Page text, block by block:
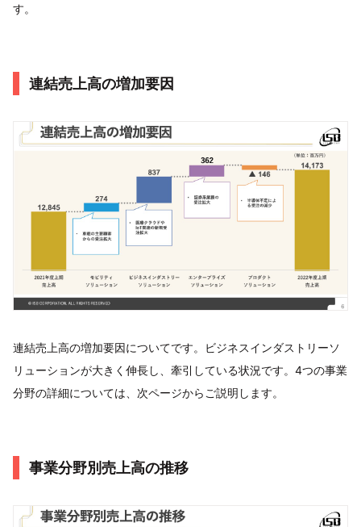
す。
連結売上高の増加要因
連結売上高の増加要因についてです。ビジネスインダストリーソ
リューションが大きく伸長し、牽引している状況です。4つの事業
分野の詳細については、次ページからご説明します。
事業分野別売上高の推移